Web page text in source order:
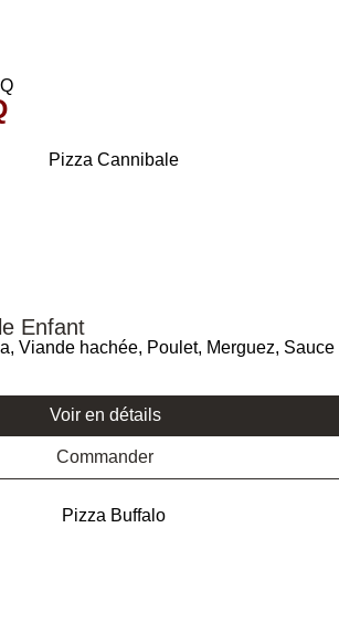
Enfant
Viande hachée, Poulet, Merguez, Sauce
Voir en détails
Commander